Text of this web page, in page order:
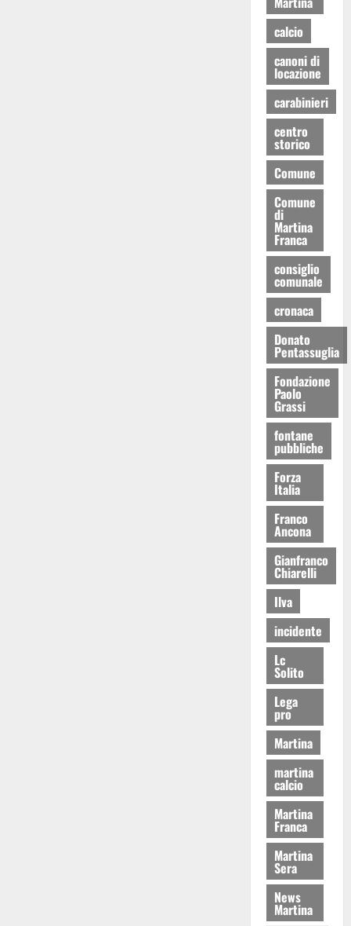
calcio
canoni di
locazione
carabinieri
centro
storico
Comune
Comune
di
Martina
Franca
consiglio
comunale
cronaca
Donato
Pentassuglia
Fondazione
Paolo
Grassi
fontane
pubbliche
Forza
Italia
Franco
Ancona
Gianfranco
Chiarelli
Ilva
incidente
Lc
Solito
Lega
pro
Martina
martina
calcio
Martina
Franca
Martina
Sera
News
Martina